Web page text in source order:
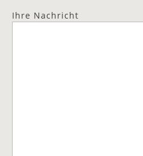
Ihre Nachricht